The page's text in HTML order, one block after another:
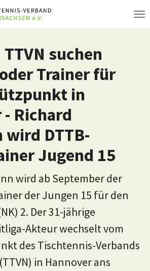
suchen
Trainer für
in
Richard
wird DTTB-
Jugend 15
wird ab September der
der Jungen 15 für den
2. Der 31-jährige
Akteur wechselt vom
des Tischtennis-Verbands
in Hannover ans